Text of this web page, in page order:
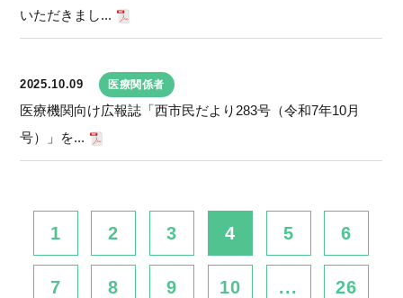
いただきまし...
2025.10.09 医療関係者
医療機関向け広報誌「西市民だより283号（令和7年10月
号）」を...
1 2 3 4 5 6
7 8 9 10 ... 26